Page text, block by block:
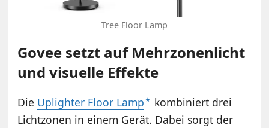
Tree Floor Lamp
Govee setzt auf Mehrzonenlicht
und visuelle Effekte
Die Uplighter Floor Lamp
kombiniert drei
Lichtzonen in einem Gerät. Dabei sorgt der